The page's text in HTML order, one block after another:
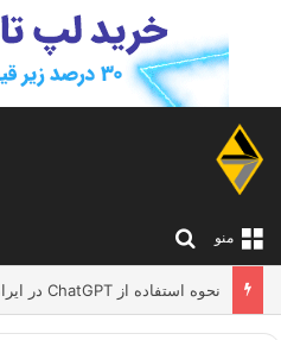
منو
نحوه استفاده از ChatGPT در ایران؛ راهنمای کامل و بدون دردسر